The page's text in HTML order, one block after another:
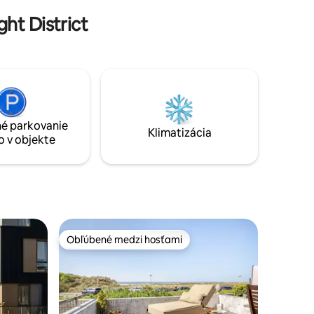
veľmi
(turistika / cyklistika)
District
parkovanie
v objekte
Klimatizácia
Obľúbené medzi hosťami
Obľúbené medzi hosťami